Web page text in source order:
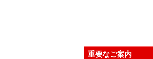
重要なご案内